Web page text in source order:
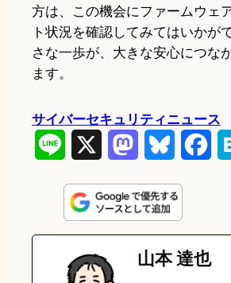
方は、この機会にファームウェ
ト状況を確認してみてはいかが
さな一歩が、大きな安心につな
ます。
サイバーセキュリティニュース
n
e
s
t
o
u
e
s
e
b
山本 達也